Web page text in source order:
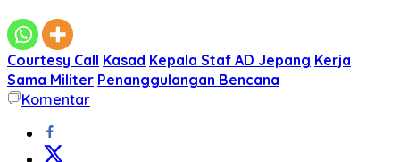
Courtesy Call Kasad Kepala Staf AD Jepang Kerja
Sama Militer Penanggulangan Bencana
Komentar